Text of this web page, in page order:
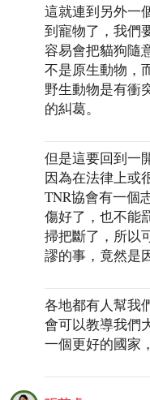
這就連到另外一
到寵物了，我們
容易會把貓狗隨
不是原生動物，
野生動物是有衝
的糾葛。
但是這要回到一
因為在法律上或
TNR協會有一個
傷好了，也不能
掃把斷了，所以
謬的事，竟然是
各地都有人幫我
會可以教導我們
一個更好的國家